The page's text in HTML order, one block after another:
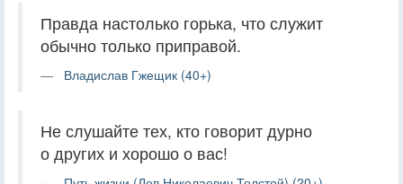
Правда настолько горька, что служит
обычно только приправой.
Владислав Гжещик (40+)
Не слушайте тех, кто говорит дурно
о других и хорошо о вас!